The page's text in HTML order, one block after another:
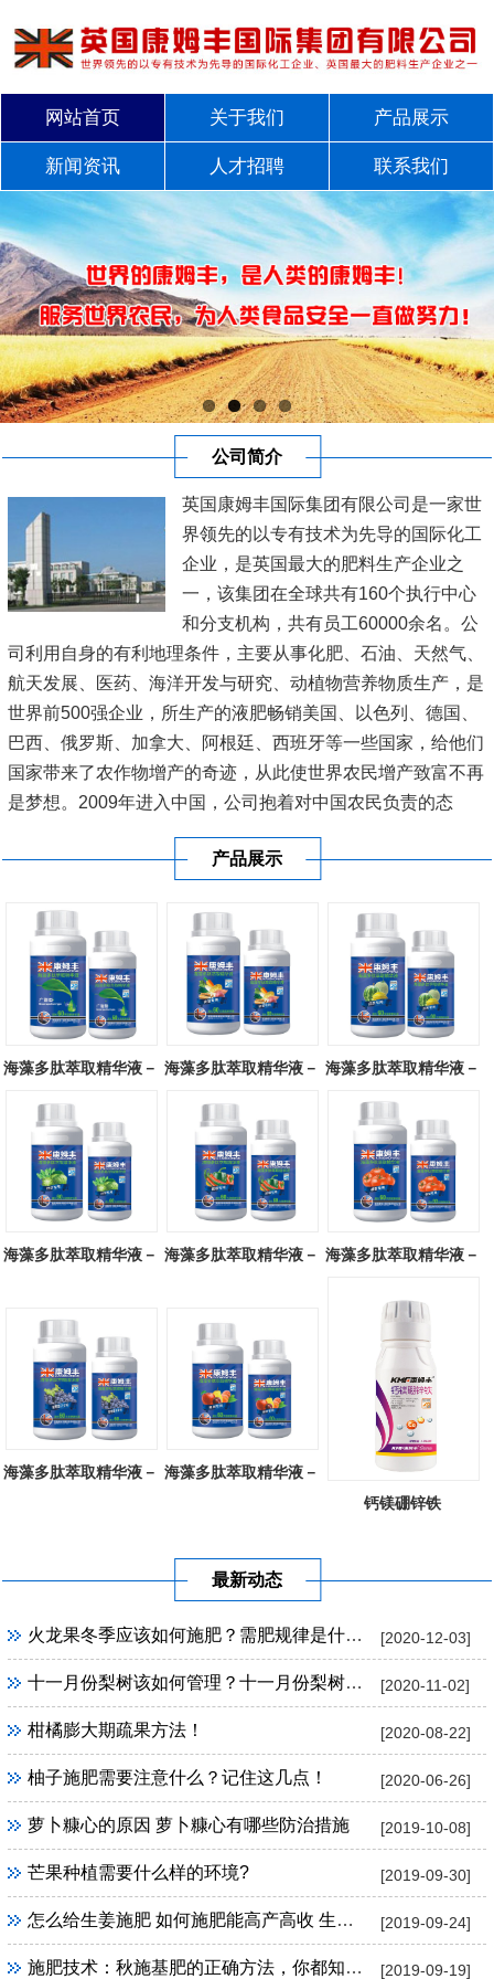
网站首页 关于我们 产品展示
新闻资讯 人才招聘 联系我们
公司简介
英国康姆丰国际集团有限公司是一家世
界领先的以专有技术为先导的国际化工
企业，是英国最大的肥料生产企业之
一，该集团在全球共有160个执行中心
和分支机构，共有员工60000余名。公
司利用自身的有利地理条件，主要从事化肥、石油、天然气、
航天发展、医药、海洋开发与研究、动植物营养物质生产，是
世界前500强企业，所生产的液肥畅销美国、以色列、德国、
巴西、俄罗斯、加拿大、阿根廷、西班牙等一些国家，给他们
国家带来了农作物增产的奇迹，从此使世界农民增产致富不再
是梦想。2009年进入中国，公司抱着对中国农民负责的态
东、广西、海南等20多...
[查看详情]
产品展示
海藻多肽萃取精华液－
广谱型
海藻多肽萃取精华液－
块茎专用
海藻多肽萃取精华液－
瓜类专用
海藻多肽萃取精华液－ 海藻多肽萃取精华液－ 海藻多肽萃取精华液－
海藻多肽萃取精华液－ 海藻多肽萃取精华液－
钙镁硼锌铁
最新动态
[2020-12-03]
火龙果冬季应该如何施肥？需肥规律是什么？
[2020-11-02]
十一月份梨树该如何管理？十一月份梨树管理方法！
[2020-08-22]
柑橘膨大期疏果方法！
[2020-06-26]
柚子施肥需要注意什么？记住这几点！
[2019-10-08]
萝卜糠心的原因 萝卜糠心有哪些防治措施
[2019-09-30]
芒果种植需要什么样的环境?
[2019-09-24]
怎么给生姜施肥 如何施肥能高产高收 生姜施肥技巧
[2019-09-19]
施肥技术：秋施基肥的正确方法，你都知道吗？